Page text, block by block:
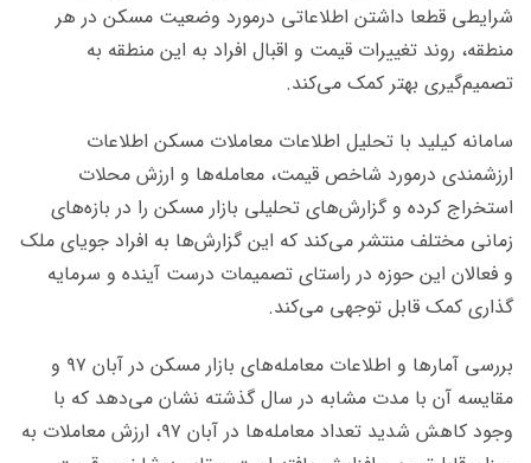
شرایطی قطعا داشتن اطلاعاتی درمورد وضعیت مسکن در هر
منطقه، روند تغییرات قیمت و اقبال افراد به این منطقه به
تصمیم‌گیری بهتر کمک می‌کند.
سامانه کیلید با تحلیل اطلاعات معاملات مسکن اطلاعات
ارزشمندی درمورد شاخص قیمت، معامله‌ها و ارزش محلات
استخراج کرده و گزارش‌های تحلیلی بازار مسکن را در بازه‌های
زمانی مختلف منتشر می‌کند که این گزارش‌ها به افراد جویای ملک
و فعالان این حوزه در راستای تصمیمات درست آینده و سرمایه
گذاری کمک قابل توجهی می‌کند.
بررسی آمارها و اطلاعات معامله‌های بازار مسکن در آبان ۹۷ و
مقایسه آن با مدت مشابه در سال گذشته نشان می‌دهد که با
وجود کاهش شدید تعداد معامله‌ها در آبان ۹۷، ارزش معاملات به